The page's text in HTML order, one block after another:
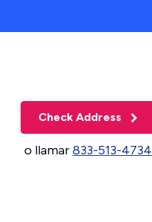
Check Address
o llamar833-513-4734